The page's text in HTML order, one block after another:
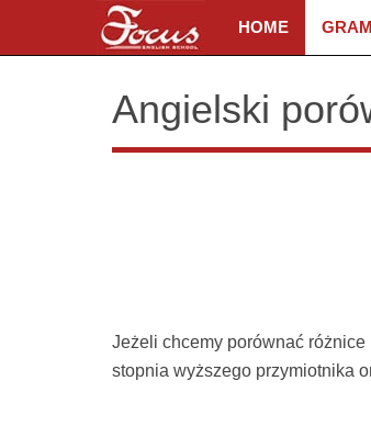
HOME
Angielski
Jeżeli chcemy porównać
stopnia wyższego przymiotnika